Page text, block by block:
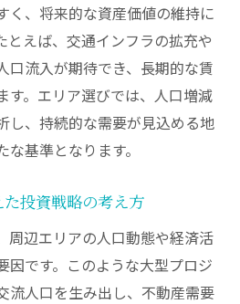
く、将来的な資産価値の維持に
とえば、交通インフラの拡充や
口流入が期待でき、長期的な賃
す。エリア選びでは、人口増減
し、持続的な需要が見込める地
基準となります。
投資戦略の考え方
周辺エリアの人口動態や経済活
因です。このような大型プロジ
流人口を生み出し、不動産需要